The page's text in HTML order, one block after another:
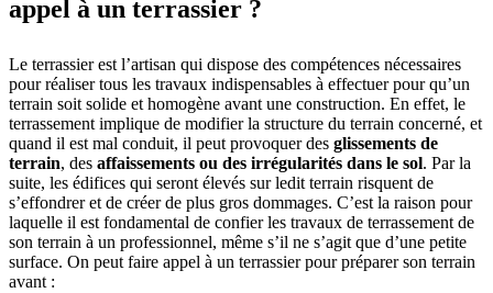
appel à un terrassier ?
Le terrassier est l’artisan qui dispose des compétences nécessaires
pour réaliser tous les travaux indispensables à effectuer pour qu’un
terrain soit solide et homogène avant une construction. En effet, le
terrassement implique de modifier la structure du terrain concerné, et
quand il est mal conduit, il peut provoquer des glissements de
terrain, des affaissements ou des irrégularités dans le sol. Par la
suite, les édifices qui seront élevés sur ledit terrain risquent de
s’effondrer et de créer de plus gros dommages. C’est la raison pour
laquelle il est fondamental de confier les travaux de terrassement de
son terrain à un professionnel, même s’il ne s’agit que d’une petite
surface. On peut faire appel à un terrassier pour préparer son terrain
avant :